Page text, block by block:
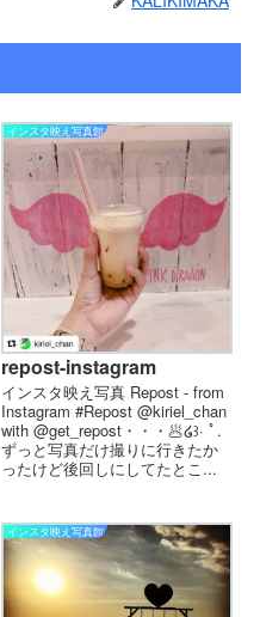
インスタ映え写真館
repost-instagram
インスタ映え写真 Repost - from
Instagram #Repost @kiriel_chan
with @get_repost・・・🥟໒꒱· ﾟ.
ずっと写真だけ撮りに行きたか
ったけど後回しにしてたとこ...
インスタ映え写真館